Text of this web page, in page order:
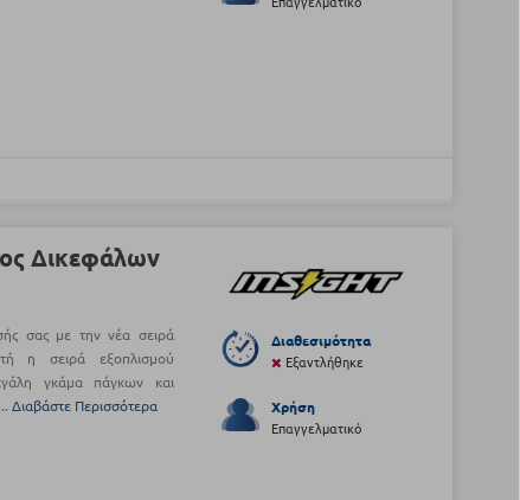
Δικεφάλων
σας με την νέα σειρά
η σειρά εξοπλισμού
γκάμα πάγκων και
Διαβάστε Περισσότερα
Διαθεσιμότητα
Εξαντλήθηκε
Χρήση
Επαγγελματικό